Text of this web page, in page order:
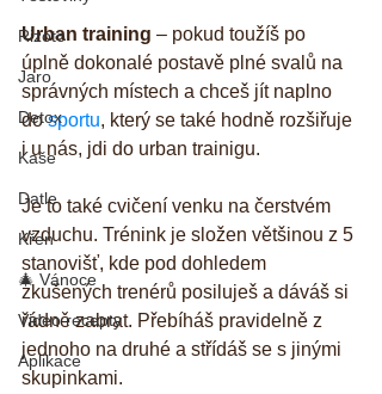
Rizoto
Jaro
Detox
Kaše
Datle
Křen
🎄 Vánoce
Video recepty
Aplikace
Urban training – pokud toužíš po
úplně dokonalé postavě plné svalů na
správných místech a chceš jít naplno
do sportu, který se také hodně rozšiřuje
i u nás, jdi do urban trainigu.
Je to také cvičení venku na čerstvém
vzduchu. Trénink je složen většinou z 5
stanovišť, kde pod dohledem
zkušených trenérů posiluješ a dáváš si
řádně zabrat. Přebíháš pravidelně z
jednoho na druhé a střídáš se s jinými
skupinkami.